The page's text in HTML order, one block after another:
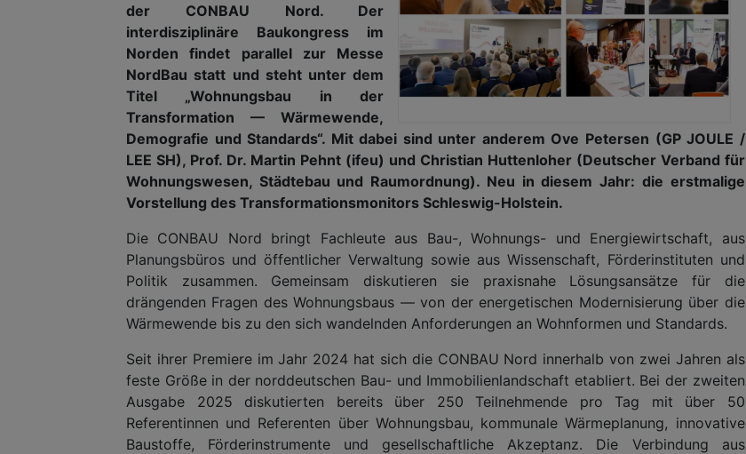
der CONBAU Nord. Der
interdisziplinäre Baukongress im
Norden findet parallel zur Messe
NordBau statt und steht unter dem
Titel „Wohnungsbau in der
Transformation — Wärmewende,
Demografie und Standards“. Mit dabei sind unter anderem Ove Petersen (GP JOULE /
LEE SH), Prof. Dr. Martin Pehnt (ifeu) und Christian Huttenloher (Deutscher Verband für
Wohnungswesen, Städtebau und Raumordnung). Neu in diesem Jahr: die erstmalige
Vorstellung des Transformationsmonitors Schleswig-Holstein.
Die CONBAU Nord bringt Fachleute aus Bau-, Wohnungs- und Energiewirtschaft, aus
Planungsbüros und öffentlicher Verwaltung sowie aus Wissenschaft, Förderinstituten und
Politik zusammen. Gemeinsam diskutieren sie praxisnahe Lösungsansätze für die
drängenden Fragen des Wohnungsbaus — von der energetischen Modernisierung über die
Wärmewende bis zu den sich wandelnden Anforderungen an Wohnformen und Standards.
Seit ihrer Premiere im Jahr 2024 hat sich die CONBAU Nord innerhalb von zwei Jahren als
feste Größe in der norddeutschen Bau- und Immobilienlandschaft etabliert. Bei der zweiten
Ausgabe 2025 diskutierten bereits über 250 Teilnehmende pro Tag mit über 50
Referentinnen und Referenten über Wohnungsbau, kommunale Wärmeplanung, innovative
Baustoffe, Förderinstrumente und gesellschaftliche Akzeptanz. Die Verbindung aus